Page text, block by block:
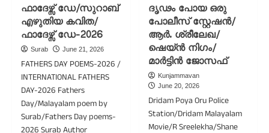
വിജയൻ
ചെറുവല്ലി
എഴുതിയ
കവിത/
ലൂയിസ്
സ്മാർട്ട്
ഡോഡ്
ഫാദേഴ്സ് ഡേ/സുറാബ്
എഴുതിയ കവിത/
ഫാദേഴ്സ് ഡേ-2026
Surab June 21, 2026
FATHERS DAY POEMS-2026 /
INTERNATIONAL FATHERS
DAY-2026 Fathers
Day/Malayalam poem by
Surab/Fathers Day poems-
2026 Surab Author
ദൃഢം പോയ ഒരു
പോലീസ് സ്റ്റേഷൻ/
ആർ. ശ്രീലേഖ/
ഷെയ്ൻ നിഗം/
മാർട്ടിൻ ജോസഫ്
Kunjammavan
June 20, 2026
Dridam Poya Oru Police
Station/Dridam Malayalam
Movie/R Sreelekha/Shane